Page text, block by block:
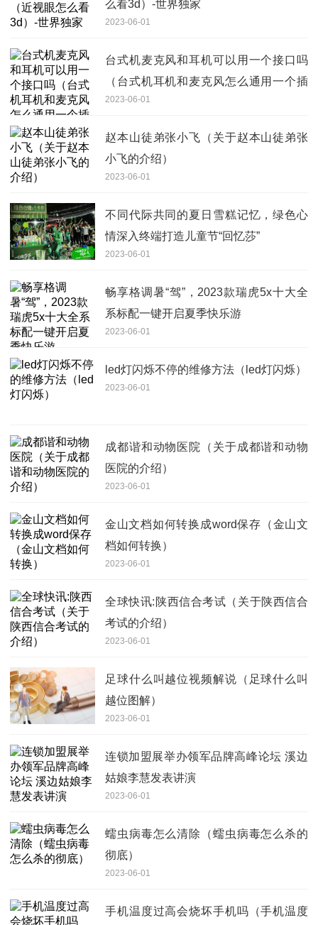
么看3d）-世界独家
2023-06-01
台式机麦克风和耳机可以用一个接口吗
（台式机耳机和麦克风怎么通用一个插
孔） 环球新视野
2023-06-01
赵本山徒弟张小飞（关于赵本山徒弟张
小飞的介绍）
2023-06-01
不同代际共同的夏日雪糕记忆，绿色心
情深入终端打造儿童节“回忆莎”
2023-06-01
畅享格调暑“驾”，2023款瑞虎5x十大全
系标配一键开启夏季快乐游
2023-06-01
led灯闪烁不停的维修方法（led灯闪烁）
2023-06-01
成都谐和动物医院（关于成都谐和动物
医院的介绍）
2023-06-01
金山文档如何转换成word保存（金山文
档如何转换）
2023-06-01
全球快讯:陕西信合考试（关于陕西信合
考试的介绍）
2023-06-01
足球什么叫越位视频解说（足球什么叫
越位图解）
2023-06-01
连锁加盟展举办领军品牌高峰论坛 溪边
姑娘李慧发表讲演
2023-06-01
蠕虫病毒怎么清除（蠕虫病毒怎么杀的
彻底）
2023-06-01
手机温度过高会烧坏手机吗（手机温度